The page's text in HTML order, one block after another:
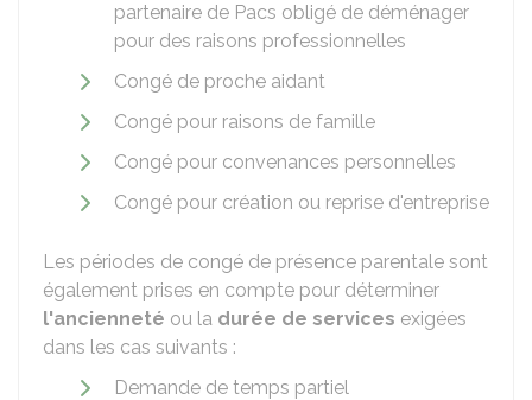
partenaire de Pacs obligé de déménager
pour des raisons professionnelles
Congé de proche aidant
Congé pour raisons de famille
Congé pour convenances personnelles
Congé pour création ou reprise d'entreprise
Les périodes de congé de présence parentale sont
également prises en compte pour déterminer
l'ancienneté ou la durée de services exigées
dans les cas suivants :
Demande de temps partiel